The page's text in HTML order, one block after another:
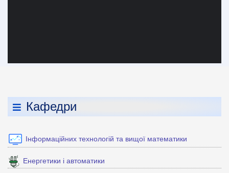
Кафедри
Інформаційних технологій та вищої математики
Енергетики і автоматики